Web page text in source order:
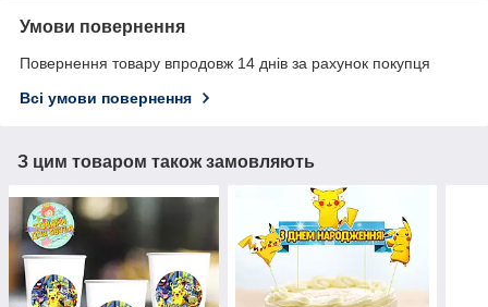
Умови повернення
Повернення товару впродовж 14 днів за рахунок покупця
Всі умови повернення
З цим товаром також замовляють